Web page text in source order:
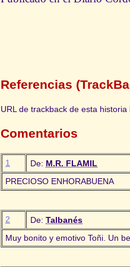
Referencias
URL de trackback de esta
Comentarios
1 De: M.R. FLAMIL
PRECIOSO ENHORABUENA
2 De: Talbanés
Muy bonito y emotivo Toñi. Un